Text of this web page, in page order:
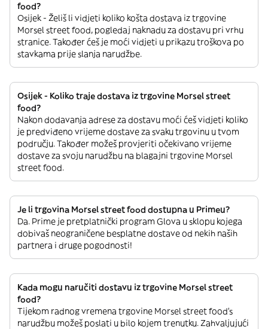
food?
Osijek - Želiš li vidjeti koliko košta dostava iz trgovine
Morsel street food, pogledaj naknadu za dostavu pri vrhu
stranice. Također ćeš je moći vidjeti u prikazu troškova po
stavkama prije slanja narudžbe.
Osijek - Koliko traje dostava iz trgovine Morsel street
food?
Nakon dodavanja adrese za dostavu moći ćeš vidjeti koliko
je predviđeno vrijeme dostave za svaku trgovinu u tvom
području. Također možeš provjeriti očekivano vrijeme
dostave za svoju narudžbu na blagajni trgovine Morsel
street food.
Je li trgovina Morsel street food dostupna u Primeu?
Da. Prime je pretplatnički program Glova u sklopu kojega
dobivaš neograničene besplatne dostave od nekih naših
partnera i druge pogodnosti!
Kada mogu naručiti dostavu iz trgovine Morsel street
food?
Tijekom radnog vremena trgovine Morsel street food’s
narudžbu možeš poslati u bilo kojem trenutku. Zahvaljujući